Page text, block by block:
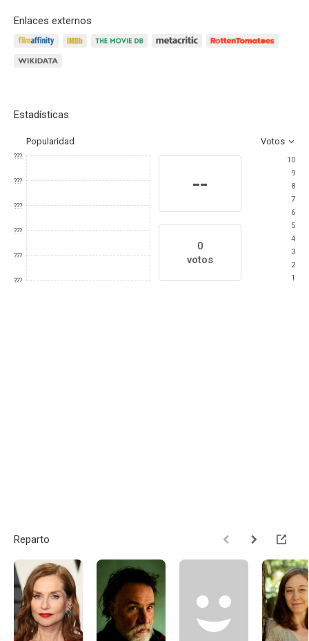
Enlaces externos
Estadísticas
Popularidad Votos
???
???
???
???
???
???
--
0
votos
10
9
8
7
6
5
4
3
2
1
Reparto